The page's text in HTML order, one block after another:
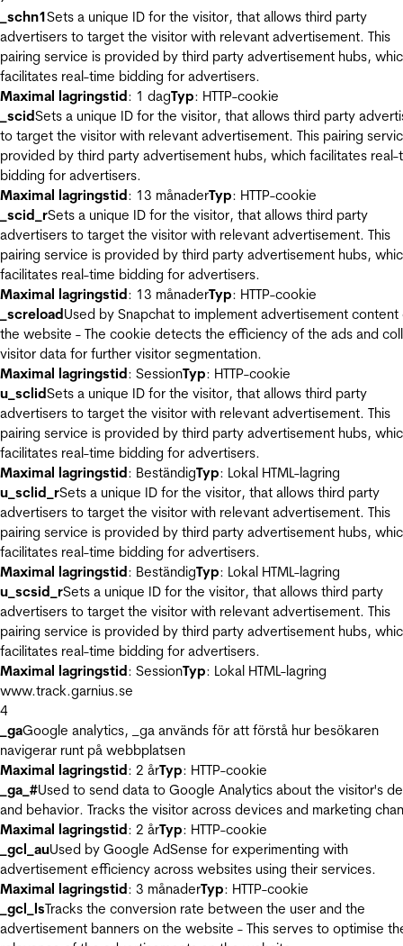
_schn1Sets a unique ID for the visitor, that allows third party
advertisers to target the visitor with relevant advertisement. This
pairing service is provided by third party advertisement hubs,
facilitates real-time bidding for advertisers.
Maximal lagringstid: 1 dagTyp: HTTP-cookie
_scidSets a unique ID for the visitor, that allows third party
to target the visitor with relevant advertisement. This pairing
provided by third party advertisement hubs, which facilitates real-
bidding for advertisers.
Maximal lagringstid: 13 månaderTyp: HTTP-cookie
_scid_rSets a unique ID for the visitor, that allows third party
advertisers to target the visitor with relevant advertisement. This
pairing service is provided by third party advertisement hubs,
facilitates real-time bidding for advertisers.
Maximal lagringstid: 13 månaderTyp: HTTP-cookie
_screloadUsed by Snapchat to implement advertisement content
the website - The cookie detects the efficiency of the ads and
visitor data for further visitor segmentation.
Maximal lagringstid: SessionTyp: HTTP-cookie
u_sclidSets a unique ID for the visitor, that allows third party
advertisers to target the visitor with relevant advertisement. This
pairing service is provided by third party advertisement hubs,
facilitates real-time bidding for advertisers.
Maximal lagringstid: BeständigTyp: Lokal HTML-lagring
u_sclid_rSets a unique ID for the visitor, that allows third party
advertisers to target the visitor with relevant advertisement. This
pairing service is provided by third party advertisement hubs,
facilitates real-time bidding for advertisers.
Maximal lagringstid: BeständigTyp: Lokal HTML-lagring
u_scsid_rSets a unique ID for the visitor, that allows third party
advertisers to target the visitor with relevant advertisement. This
pairing service is provided by third party advertisement hubs,
facilitates real-time bidding for advertisers.
Maximal lagringstid: SessionTyp: Lokal HTML-lagring
www.track.garnius.se
4
_gaGoogle analytics, _ga används för att förstå hur besökaren
navigerar runt på webbplatsen
Maximal lagringstid: 2 årTyp: HTTP-cookie
_ga_#Used to send data to Google Analytics about the visitor's
and behavior. Tracks the visitor across devices and marketing
Maximal lagringstid: 2 årTyp: HTTP-cookie
_gcl_auUsed by Google AdSense for experimenting with
advertisement efficiency across websites using their services.
Maximal lagringstid: 3 månaderTyp: HTTP-cookie
_gcl_lsTracks the conversion rate between the user and the
advertisement banners on the website - This serves to optimise